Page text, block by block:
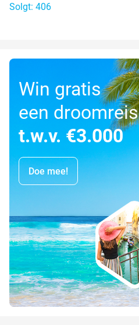
Solgt: 406
Win gratis
een droomreis
t.w.v. €3.000
Doe mee!